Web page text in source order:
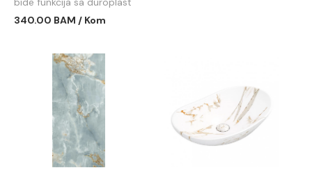
soft close wc daskom
340.00 BAM / Kom